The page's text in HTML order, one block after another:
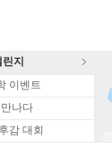
지
이벤트
나다
감 대회